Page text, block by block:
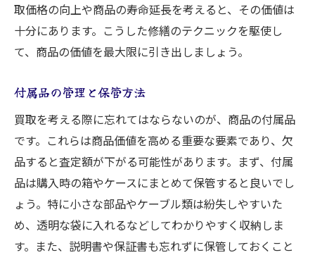
取価格の向上や商品の寿命延長を考えると、その価値は
十分にあります。こうした修繕のテクニックを駆使し
て、商品の価値を最大限に引き出しましょう。
付属品の管理と保管方法
買取を考える際に忘れてはならないのが、商品の付属品
です。これらは商品価値を高める重要な要素であり、欠
品すると査定額が下がる可能性があります。まず、付属
品は購入時の箱やケースにまとめて保管すると良いでし
ょう。特に小さな部品やケーブル類は紛失しやすいた
め、透明な袋に入れるなどしてわかりやすく収納しま
す。また、説明書や保証書も忘れずに保管しておくこと